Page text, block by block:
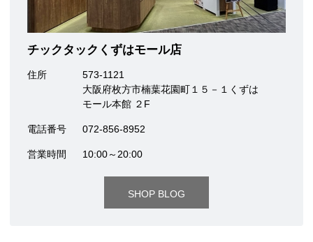
チックタックくずはモール店
住所
573-1121
大阪府枚方市楠葉花園町１５－１くずは
モール本館 ２F
電話番号 072-856-8952
営業時間 10:00～20:00
SHOP BLOG